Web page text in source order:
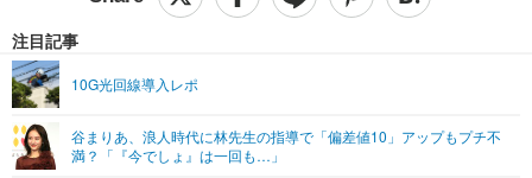
ショッピング その他
エンタメTOP 映画・ドラマ
グラビア
ライフTOP
その他
リリース一覧
プッシュ通知の停止方法
注目記事
10G光回線導入レポ
谷まりあ、浪人時代に林先生の指導で「偏差値10」アップもプチ不
満？「『今でしょ』は一回も…」